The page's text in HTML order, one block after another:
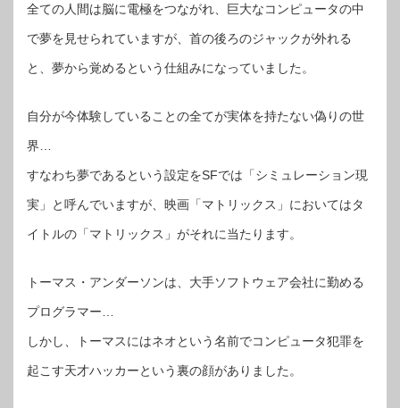
全ての人間は脳に電極をつながれ、巨大なコンピュータの中
で夢を見せられていますが、首の後ろのジャックが外れる
と、夢から覚めるという仕組みになっていました。
自分が今体験していることの全てが実体を持たない偽りの世
界…
すなわち夢であるという設定をSFでは「シミュレーション現
実」と呼んでいますが、映画「マトリックス」においてはタ
イトルの「マトリックス」がそれに当たります。
トーマス・アンダーソンは、大手ソフトウェア会社に勤める
プログラマー…
しかし、トーマスにはネオという名前でコンピュータ犯罪を
起こす天才ハッカーという裏の顔がありました。